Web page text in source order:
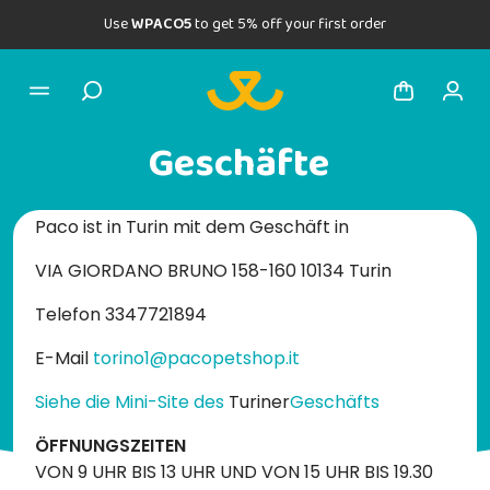
UseWPACO5to get 5% off your first order
Geschäfte
Paco ist in Turin mit dem Geschäft in
VIA GIORDANO BRUNO 158-160 10134 Turin
Telefon 3347721894
E-Mail torino1@pacopetshop.it
Siehe die Mini-Site des TurinerGeschäfts
ÖFFNUNGSZEITEN
VON 9 UHR BIS 13 UHR UND VON 15 UHR BIS 19.30